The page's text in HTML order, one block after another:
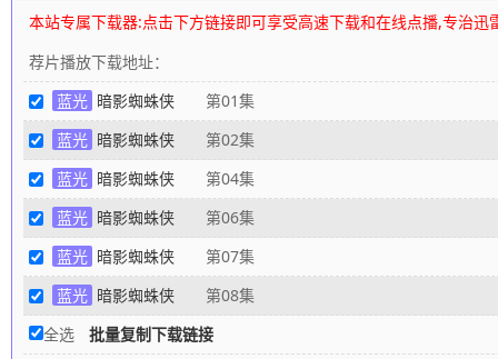
本站专属下载器:点击下方链接即可享受高速下载和在线点播,专治迅
荐片播放下载地址：
蓝光 暗影蜘蛛侠 第01集
蓝光 暗影蜘蛛侠 第02集
蓝光 暗影蜘蛛侠 第04集
蓝光 暗影蜘蛛侠 第06集
蓝光 暗影蜘蛛侠 第07集
蓝光 暗影蜘蛛侠 第08集
全选
批量复制下载链接